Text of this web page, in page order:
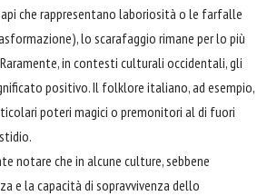
che rappresentano laboriosità o le farfalle
lo scarafaggio rimane per lo più
in contesti culturali occidentali, gli
positivo. Il folklore italiano, ad esempio,
poteri magici o premonitori al di fuori
notare che in alcune culture, sebbene
e la capacità di sopravvivenza dello